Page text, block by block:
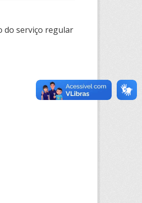
do serviço regular